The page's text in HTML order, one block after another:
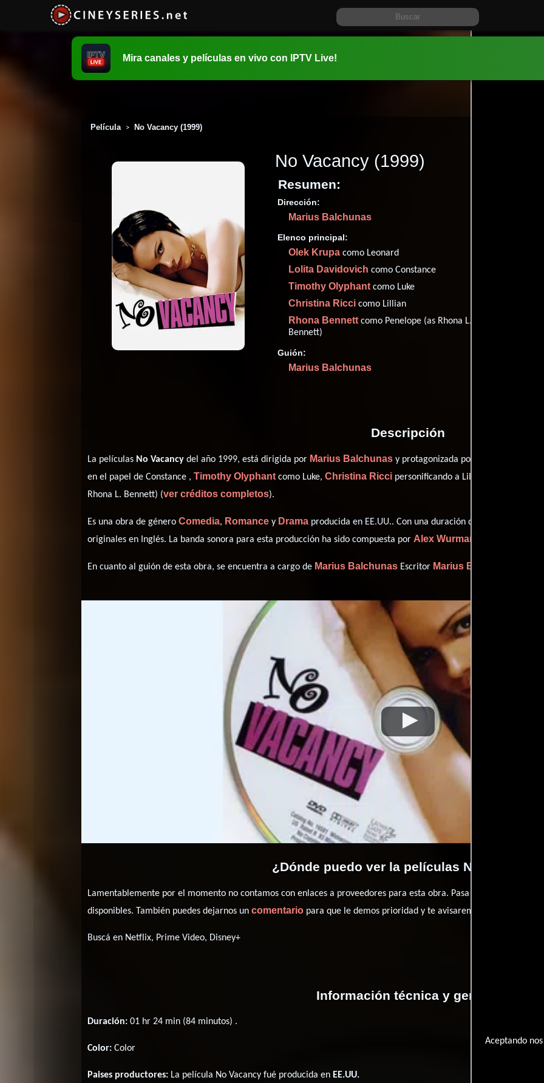
Aceptando
Mira canales y películas en vivo con IPTV Live!
Película > No Vacancy (1999)
No Vacancy (1999)
Resumen:
Dirección:
Marius Balchunas
Elenco principal:
Olek Krupa como Leonard
Lolita Davidovich como Constance
Timothy Olyphantcomo Luke
Christina Ricci como Lillian
Rhona Bennettcomo Penelope (as Rhona L.
Bennett)
Guión:
Marius Balchunas
Descripción
La películas No Vacancy del año 1999, está dirigida por Marius Balchunas y protagonizada por
en el papel de Constance , Timothy Olyphantcomo Luke,Christina Ricci personificando a Lillian y
Rhona L. Bennett) (ver créditos completos).
Es una obra de géneroComedia, Romance y Drama producida en EE.UU.. Con una duración de 01 hr 24 min
originales en Inglés. La banda sonora para esta producción ha sido compuesta porAlex Wurman
En cuanto al guión de esta obra, se encuentra a cargo de Marius Balchunas Escritor Marius Balchunas
¿Dónde puedo ver la películas No Vacancy?
Lamentablemente por el momento no contamos con enlaces a proveedores para esta obra. Pasa por nuestro
disponibles. También puedes dejarnos uncomentario para que le demos prioridad y te avisaremos cuando se
Buscá en Netflix, Prime Video, Disney+
Información técnica y general
Duración: 01 hr 24 min (84 minutos) .
Color: Color
Paises productores: La película No Vacancy fué producida en EE.UU.